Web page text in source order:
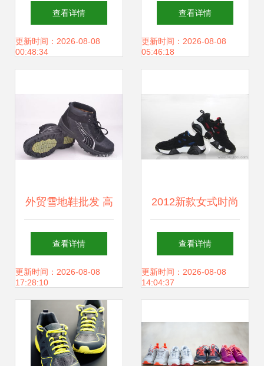
SHW502 D J AI世
代的羽球与网球双
查看详情
更新时间：2026-08-08
00:48:34
跑鞋 Nike Air Max
2010 秋冬20k4代
析
查看详情
更新时间：2026-08-08
05:46:18
外贸雪地鞋批发 高
质量棉鞋与保暖鞋
供应链指南
查看详情
更新时间：2026-08-08
17:28:10
2012新款女式时尚
潮流运动鞋 价格、
厂家与图片全解析
查看详情
更新时间：2026-08-08
14:04:37